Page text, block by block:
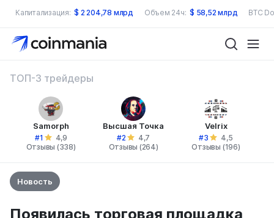
Капитализация: $ 2 204,78 млрд Объем 24ч: $ 58,52 млрд BTC
ТОП-3 трейдеры
Samorph
#1
4,9
Отзывы (338)
Высшая Точка
#2
4,7
Отзывы (264)
Velrix
#3
4,5
Отзывы (196)
Новость
Появилась торговая площадка